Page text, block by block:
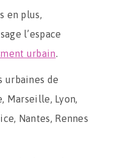
en plus,
l’espace
urbain.
urbaines de
Marseille, Lyon,
Nantes, Rennes